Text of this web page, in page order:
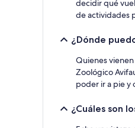
decidir qué
de actividades
¿Dónde
Quienes
Zoológico
poder ir a pie y
¿Cuáles son